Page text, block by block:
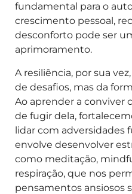
fundamental para o
crescimento pessoal,
desconforto pode ser
aprimoramento.
A resiliência, por sua
de desafios, mas da
Ao aprender a conviver
de fugir dela,
lidar com adversidades
envolve desenvolver
como meditação,
respiração, que nos
pensamentos ansiosos